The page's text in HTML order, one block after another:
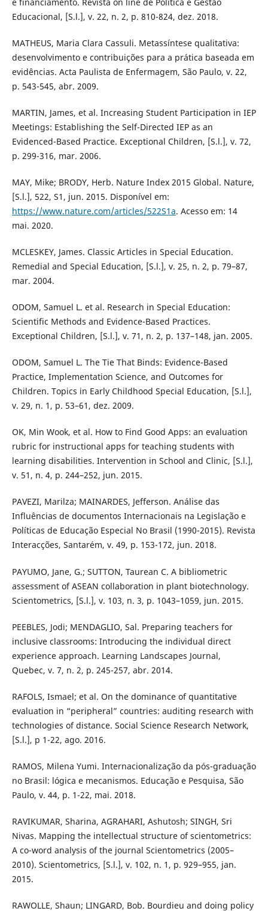
e financiamento. Revista on line de Política e Gestão
Educacional, [S.l.], v. 22, n. 2, p. 810-824, dez. 2018.
MATHEUS, Maria Clara Cassuli. Metassíntese qualitativa:
desenvolvimento e contribuições para a prática baseada em
evidências. Acta Paulista de Enfermagem, São Paulo, v. 22,
p. 543-545, abr. 2009.
MARTIN, James, et al. Increasing Student Participation in IEP
Meetings: Establishing the Self-Directed IEP as an
Evidenced-Based Practice. Exceptional Children, [S.l.], v. 72,
p. 299-316, mar. 2006.
MAY, Mike; BRODY, Herb. Nature Index 2015 Global. Nature,
[S.l.], 522, S1, jun. 2015. Disponível em:
https://www.nature.com/articles/522S1a. Acesso em: 14
mai. 2020.
MCLESKEY, James. Classic Articles in Special Education.
Remedial and Special Education, [S.l.], v. 25, n. 2, p. 79–87,
mar. 2004.
ODOM, Samuel L. et al. Research in Special Education:
Scientific Methods and Evidence-Based Practices.
Exceptional Children, [S.l.], v. 71, n. 2, p. 137–148, jan. 2005.
ODOM, Samuel L. The Tie That Binds: Evidence-Based
Practice, Implementation Science, and Outcomes for
Children. Topics in Early Childhood Special Education, [S.l.],
v. 29, n. 1, p. 53–61, dez. 2009.
OK, Min Wook, et al. How to Find Good Apps: an evaluation
rubric for instructional apps for teaching students with
learning disabilities. Intervention in School and Clinic, [S.l.],
v. 51, n. 4, p. 244–252, jun. 2015.
PAVEZI, Marilza; MAINARDES, Jefferson. Análise das
Influências de documentos Internacionais na Legislação e
Políticas de Educação Especial No Brasil (1990-2015). Revista
Interacções, Santarém, v. 49, p. 153-172, jun. 2018.
PAYUMO, Jane, G.; SUTTON, Taurean C. A bibliometric
assessment of ASEAN collaboration in plant biotechnology.
Scientometrics, [S.l.], v. 103, n. 3, p. 1043–1059, jun. 2015.
PEEBLES, Jodi; MENDAGLIO, Sal. Preparing teachers for
inclusive classrooms: Introducing the individual direct
experience approach. Learning Landscapes Journal,
Quebec, v. 7, n. 2, p. 245-257, abr. 2014.
RAFOLS, Ismael; et al. On the dominance of quantitative
evaluation in “peripheral” countries: auditing research with
technologies of distance. Social Science Research Network,
[S.l.], p 1-22, ago. 2016.
RAMOS, Milena Yumi. Internacionalização da pós-graduação
no Brasil: lógica e mecanismos. Educação e Pesquisa, São
Paulo, v. 44, p. 1-22, mai. 2018.
RAVIKUMAR, Sharina, AGRAHARI, Ashutosh; SINGH, Sri
Nivas. Mapping the intellectual structure of scientometrics:
A co-word analysis of the journal Scientometrics (2005–
2010). Scientometrics, [S.l.], v. 102, n. 1, p. 929–955, jan.
2015.
RAWOLLE, Shaun; LINGARD, Bob. Bourdieu and doing policy